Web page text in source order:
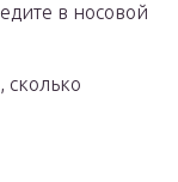
в носовой
сколько